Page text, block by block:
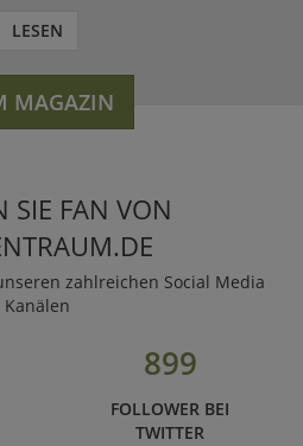
LESEN
MAGAZIN
SIE FAN VON
zahlreichen Social Media
Kanälen
899
FOLLOWER BEI
TWITTER